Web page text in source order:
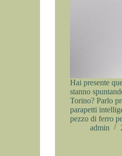
Hai presente
stanno
Torino? Parlo
parapetti
pezzo di ferro
admin